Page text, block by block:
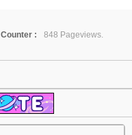
Counter :
848 Pageviews.